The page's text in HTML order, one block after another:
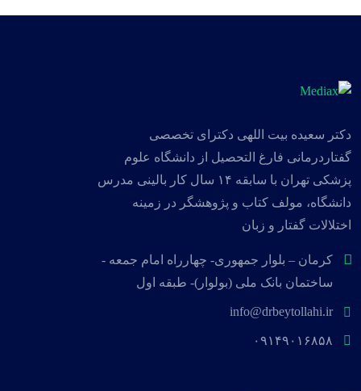
دکتر سعیده بیت اللهی دکترای تخصصی
گفتاردرمانی فارغ التحصیل از دانشگاه علوم
پزشکی تهران با سابقه ۱۴ سال کار بالینی مدرس
دانشگاه، مولف کتاب و پژوهشگر در زمینه
اختلالات گفتار و زبان
کرمان – بلوار جمهوری- چهارراه امام جمعه -
ساختمان بانک ملی (بولوار)- طبقه اول
info@drbeytollahi.ir
۰۹۱۴۹۰۱۶۸۵۸